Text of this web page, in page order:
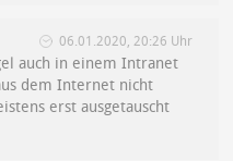
06.01.2020, 20:26 Uhr
auch in einem Intranet
dem Internet nicht
erst ausgetauscht